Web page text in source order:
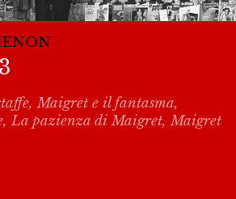
Maigret e il fantasma,
La pazienza di Maigret, Maigret